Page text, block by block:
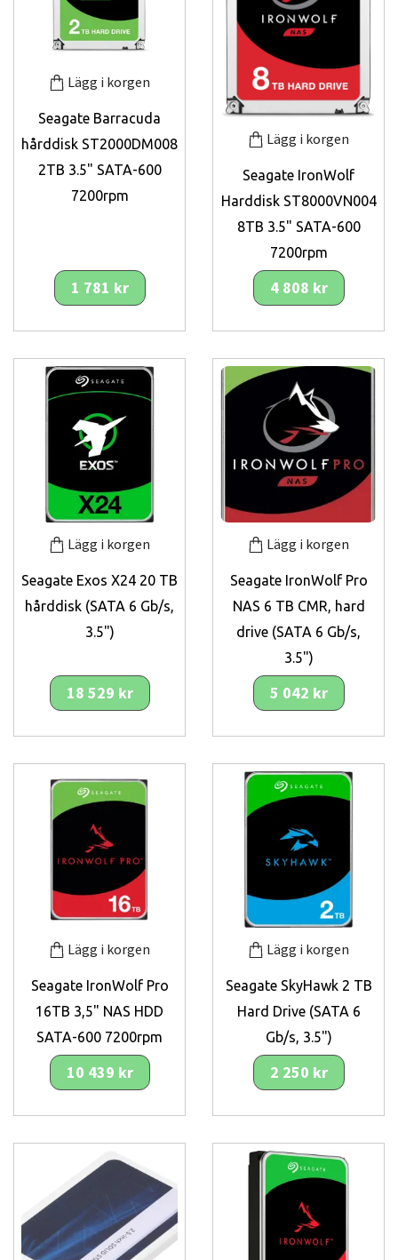
Lägg i korgen
Seagate Barracuda
hårddisk ST2000DM008
2TB 3.5" SATA-600
7200rpm
1 781 kr
Lägg i korgen
Seagate IronWolf
Harddisk ST8000VN004
8TB 3.5" SATA-600
7200rpm
4 808 kr
Lägg i korgen
Seagate Exos X24 20 TB
hårddisk (SATA 6 Gb/s,
3.5")
18 529 kr
Lägg i korgen
Seagate IronWolf Pro
NAS 6 TB CMR, hard
drive (SATA 6 Gb/s,
3.5")
5 042 kr
Lägg i korgen
Seagate IronWolf Pro
16TB 3,5" NAS HDD
SATA-600 7200rpm
10 439 kr
Lägg i korgen
Seagate SkyHawk 2 TB
Hard Drive (SATA 6
Gb/s, 3.5")
2 250 kr